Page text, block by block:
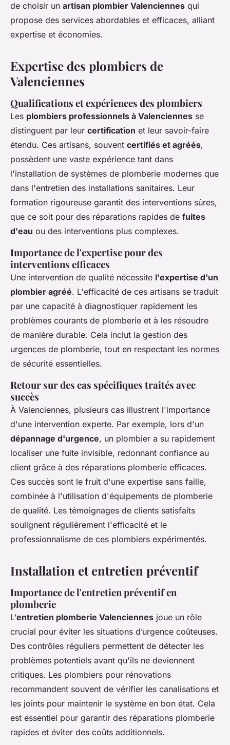
de choisir un artisan plombier Valenciennes qui
propose des services abordables et efficaces, alliant
expertise et économies​.
Expertise des plombiers de
Valenciennes
Qualifications et expériences des plombiers
Les plombiers professionnels à Valenciennes se
distinguent par leur certification et leur savoir-faire
étendu. Ces artisans, souvent certifiés et agréés,
possèdent une vaste expérience tant dans
l'installation de systèmes de plomberie modernes que
dans l'entretien des installations sanitaires. Leur
formation rigoureuse garantit des interventions sûres,
que ce soit pour des réparations rapides de fuites
d'eau ou des interventions plus complexes.
Importance de l'expertise pour des
interventions efficaces
Une intervention de qualité nécessite l'expertise d'un
plombier agréé. L'efficacité de ces artisans se traduit
par une capacité à diagnostiquer rapidement les
problèmes courants de plomberie et à les résoudre
de manière durable. Cela inclut la gestion des
urgences de plomberie, tout en respectant les normes
de sécurité essentielles.
Retour sur des cas spécifiques traités avec
succès
À Valenciennes, plusieurs cas illustrent l'importance
d'une intervention experte. Par exemple, lors d'un
dépannage d'urgence, un plombier a su rapidement
localiser une fuite invisible, redonnant confiance au
client grâce à des réparations plomberie efficaces.
Ces succès sont le fruit d'une expertise sans faille,
combinée à l'utilisation d'équipements de plomberie
de qualité. Les témoignages de clients satisfaits
soulignent régulièrement l'efficacité et le
professionnalisme de ces plombiers expérimentés.
Installation et entretien préventif
Importance de l'entretien préventif en
plomberie
L’entretien plomberie Valenciennes joue un rôle
crucial pour éviter les situations d’urgence coûteuses.
Des contrôles réguliers permettent de détecter les
problèmes potentiels avant qu'ils ne deviennent
critiques. Les plombiers pour rénovations
recommandent souvent de vérifier les canalisations et
les joints pour maintenir le système en bon état. Cela
est essentiel pour garantir des réparations plomberie
rapides et éviter des coûts additionnels.